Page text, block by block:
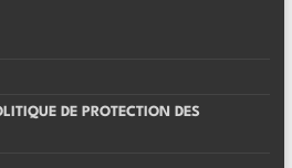
DE PROTECTION DES